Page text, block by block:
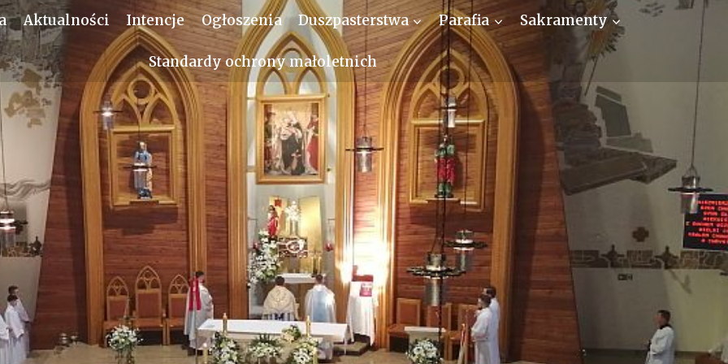
Aktualności Intencje Ogłoszenia Duszpasterstwa Parafia Sakramenty
Standardy ochrony małoletnich